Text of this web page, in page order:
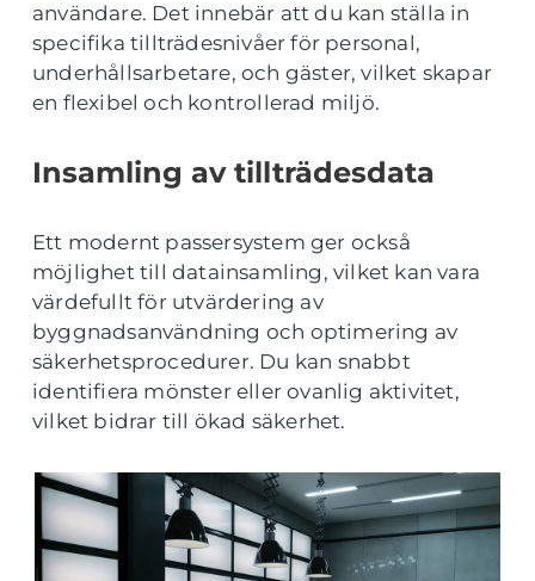
användare. Det innebär att du kan ställa in
specifika tillträdesnivåer för personal,
underhållsarbetare, och gäster, vilket skapar
en flexibel och kontrollerad miljö.
Insamling av tillträdesdata
Ett modernt passersystem ger också
möjlighet till datainsamling, vilket kan vara
värdefullt för utvärdering av
byggnadsanvändning och optimering av
säkerhetsprocedurer. Du kan snabbt
identifiera mönster eller ovanlig aktivitet,
vilket bidrar till ökad säkerhet.